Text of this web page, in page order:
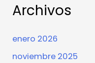
Archivos
enero 2026
noviembre 2025